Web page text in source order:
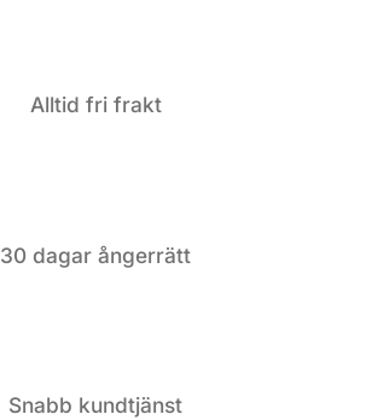
Alltid fri frakt
30 dagar ångerrätt
Snabb kundtjänst